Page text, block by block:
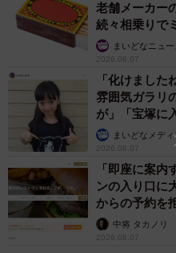
ＢＢＱ盛り合わせ（２０００円）
老舗メーカー
続々相乗りで
まいどなニュ
2026.08.07
「化けまし
雰囲気ガラリ
が」「宝塚に
まいどなメデ
2026.08.07
「即座に案
ンの入り口に
からの予約を
中将 タカノリ
2026.08.07